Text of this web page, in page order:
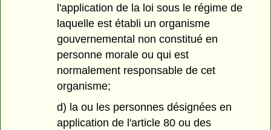
l'application de la loi sous le régime de
laquelle est établi un organisme
gouvernemental non constitué en
personne morale ou qui est
normalement responsable de cet
organisme;
d) la ou les personnes désignées en
application de l'article 80 ou des